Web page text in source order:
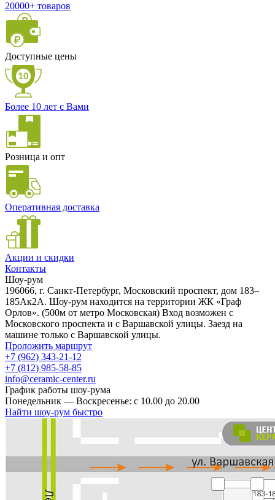
20000+ товаров
Доступные цены
Более 10 лет с Вами
Розница и опт
Оперативная доставка
Акции и скидки
Контакты
Шоу-рум
196066, г. Санкт-Петербург, Московский проспект, дом 183–
185Ак2А. Шоу-рум находится на территории ЖК «Граф
Орлов». (500м от метро Московская) Вход возможен с
Московского проспекта и с Варшавской улицы. Заезд на
машине только с Варшавской улицы.
Проложить маршрут
+7 (962) 343-21-12
+7 (812) 985-58-85
info@ceramic-center.ru
График работы шоу-рума
Понедельник — Воскресенье: с 10.00 до 20.00
Найти шоу-рум быстро